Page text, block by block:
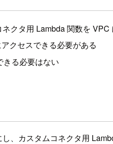
クタ用 Lambda 関数を VPC
クセスできる必要がある
る必要はない
、カスタムコネクタ用